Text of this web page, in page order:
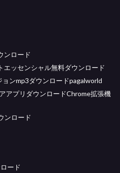
ンロード
エッセンシャル無料ダウンロード
ンmp3ダウンロードpagalworld
アプリダウンロードChrome拡張機
ンロード
ード